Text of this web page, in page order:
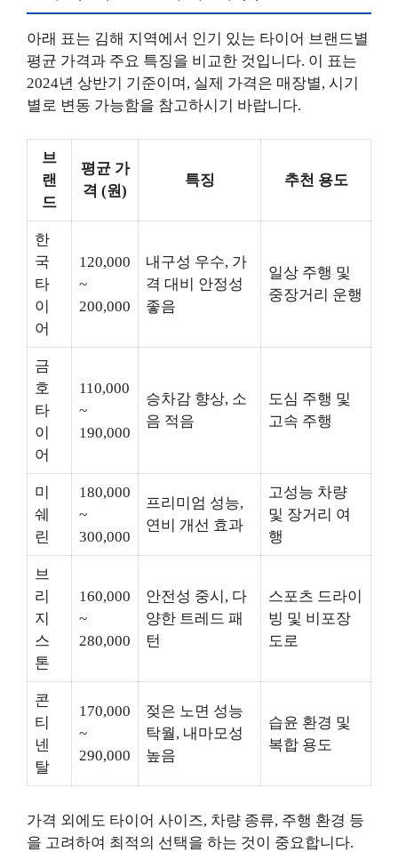
아래 표는 김해 지역에서 인기 있는 타이어 브랜드별
평균 가격과 주요 특징을 비교한 것입니다. 이 표는
2024년 상반기 기준이며, 실제 가격은 매장별, 시기
별로 변동 가능함을 참고하시기 바랍니다.
브
랜
드
평균 가
격 (원)
특징 추천 용도
한
국
타
이
어
120,000
~
200,000
내구성 우수, 가
격 대비 안정성
좋음
일상 주행 및
중장거리 운행
금
호
타
이
어
110,000
~
190,000
승차감 향상, 소
음 적음
도심 주행 및
고속 주행
미
쉐
린
180,000
~
300,000
프리미엄 성능,
연비 개선 효과
고성능 차량
및 장거리 여
행
브
리
지
스
톤
160,000
~
280,000
안전성 중시, 다
양한 트레드 패
턴
스포츠 드라이
빙 및 비포장
도로
콘
티
넨
탈
170,000
~
290,000
젖은 노면 성능
탁월, 내마모성
높음
습윤 환경 및
복합 용도
가격 외에도 타이어 사이즈, 차량 종류, 주행 환경 등
을 고려하여 최적의 선택을 하는 것이 중요합니다.